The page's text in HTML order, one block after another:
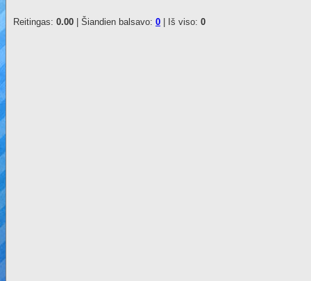
Reitingas: 0.00 | Šiandien balsavo: 0 | Iš viso: 0